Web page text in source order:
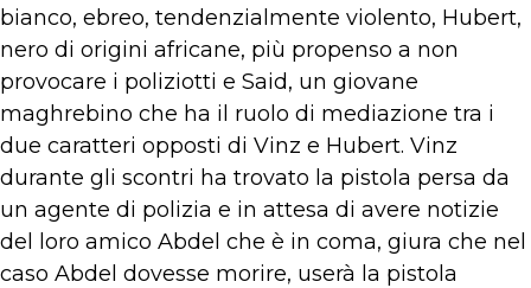
bianco, ebreo, tendenzialmente violento, Hubert,
nero di origini africane, più propenso a non
provocare i poliziotti e Said, un giovane
maghrebino che ha il ruolo di mediazione tra i
due caratteri opposti di Vinz e Hubert. Vinz
durante gli scontri ha trovato la pistola persa da
un agente di polizia e in attesa di avere notizie
del loro amico Abdel che è in coma, giura che nel
caso Abdel dovesse morire, userà la pistola